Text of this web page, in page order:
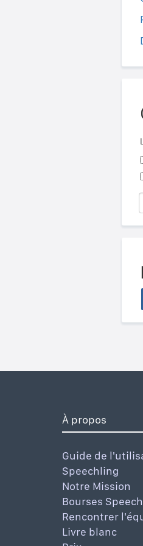
À propos
Guide de
Speechling
Notre Mission
Bourses
Rencontrer
Livre blanc